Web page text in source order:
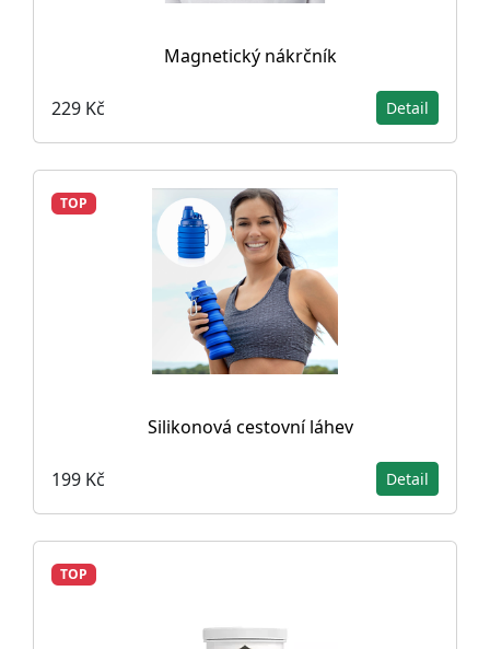
Magnetický nákrčník
229 Kč Detail
TOP
Silikonová cestovní láhev
199 Kč Detail
TOP